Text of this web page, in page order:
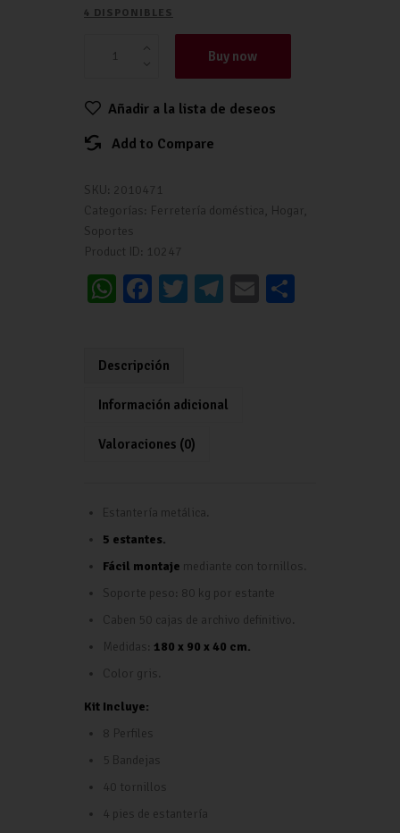
4 DISPONIBLES
Buy now
Añadir a la lista de deseos
Add to Compare
SKU: 2010471
Categorías: Ferretería doméstica, Hogar ,
Soportes
Product ID: 10247
W
s
A
p
Fa
o
o
T
Te
m
E
Descripción
Información adicional
Valoraciones (0)
Estantería metálica.
5 estantes.
Fácil montaje mediante con tornillos.
Soporte peso: 80 kg por estante
Caben 50 cajas de archivo definitivo.
Medidas: 180 x 90 x 40 cm.
Color gris.
Kit Incluye:
8 Perfiles
5 Bandejas
40 tornillos
4 pies de estantería